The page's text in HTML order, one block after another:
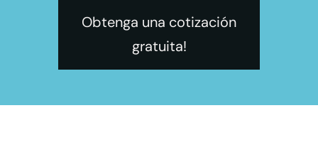
Obtenga una cotización
gratuita!